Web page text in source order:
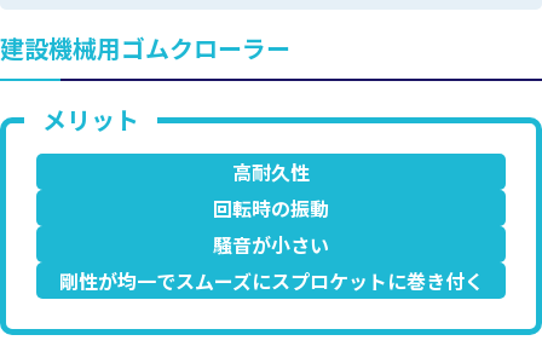
建設機械用ゴムクローラー
高耐久性
回転時の振動
騒音が小さい
剛性が均一でスムーズにスプロケットに巻き付く